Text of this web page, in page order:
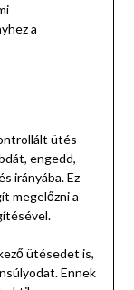
a
ütés
engedd,
irányába. Ez
megelőzni a
ütésedet is,
Ennek